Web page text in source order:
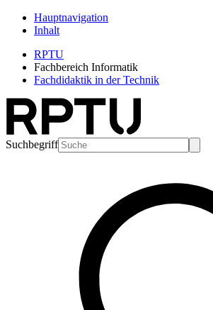
Hauptnavigation
Inhalt
RPTU
Fachbereich Informatik
Fachdidaktik in der Technik
Suchbegriff